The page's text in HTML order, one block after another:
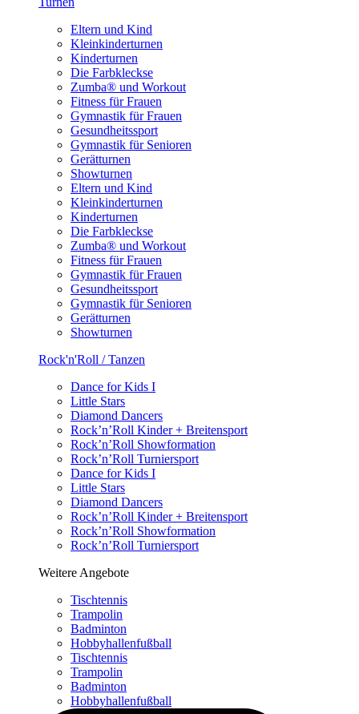
Eltern und Kind
Kleinkinderturnen
Kinderturnen
Die Farbkleckse
Zumba® und Workout
Fitness für Frauen
Gymnastik für Frauen
Gesundheitssport
Gymnastik für Senioren
Gerätturnen
Showturnen
Eltern und Kind
Kleinkinderturnen
Kinderturnen
Die Farbkleckse
Zumba® und Workout
Fitness für Frauen
Gymnastik für Frauen
Gesundheitssport
Gymnastik für Senioren
Gerätturnen
Showturnen
Rock'n'Roll / Tanzen
Dance for Kids I
Little Stars
Diamond Dancers
Rock’n’Roll Kinder + Breitensport
Rock’n’Roll Showformation
Rock’n’Roll Turniersport
Dance for Kids I
Little Stars
Diamond Dancers
Rock’n’Roll Kinder + Breitensport
Rock’n’Roll Showformation
Rock’n’Roll Turniersport
Weitere Angebote
Tischtennis
Trampolin
Badminton
Hobbyhallenfußball
Tischtennis
Trampolin
Badminton
Hobbyhallenfußball